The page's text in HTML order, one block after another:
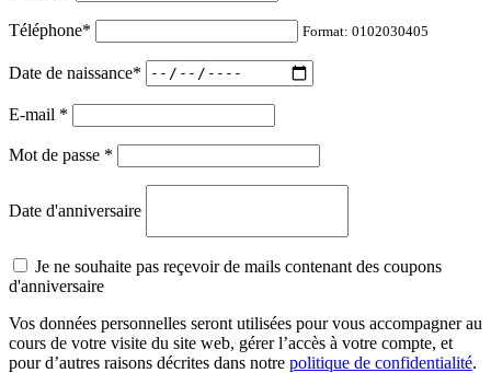
Téléphone* Format: 0102030405
Date de naissance*
E-mail *
Mot de passe *
Date d'anniversaire
Je ne souhaite pas reçevoir de mails contenant des coupons
d'anniversaire
Vos données personnelles seront utilisées pour vous accompagner au
cours de votre visite du site web, gérer l’accès à votre compte, et
pour d’autres raisons décrites dans notre politique de confidentialité.